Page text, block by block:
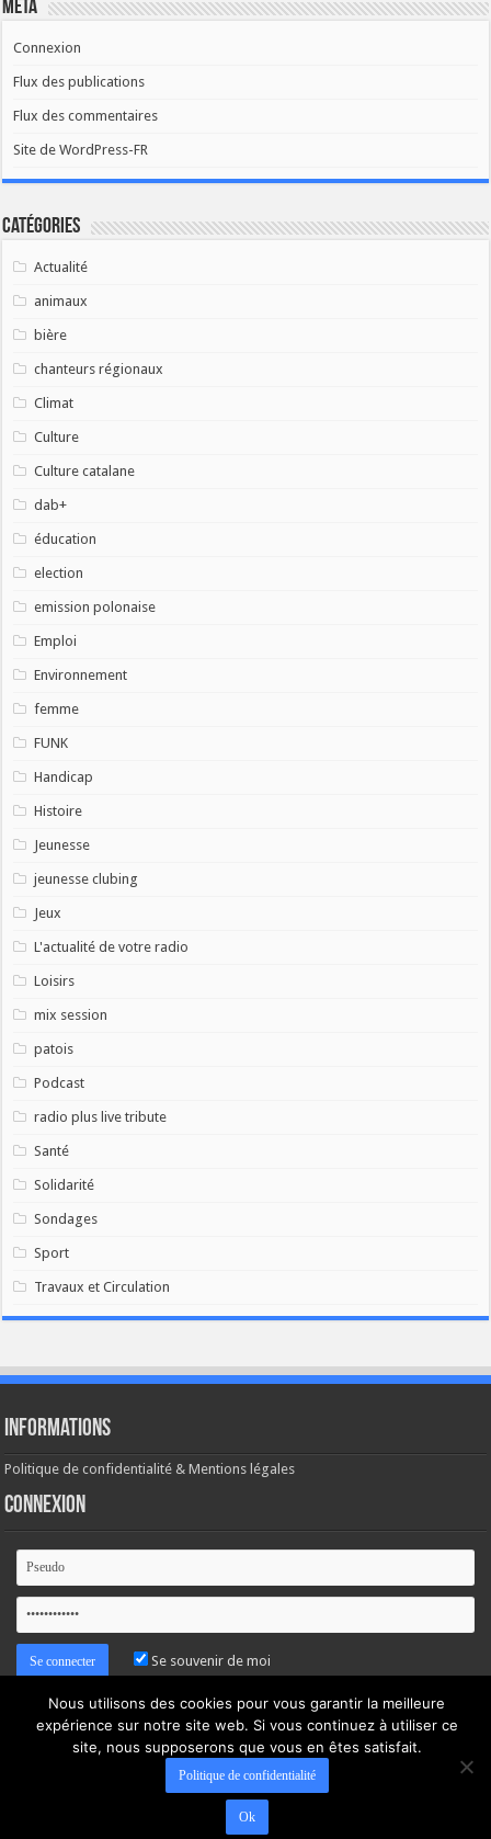
Méta
Connexion
Flux des publications
Flux des commentaires
Site de WordPress-FR
Catégories
Actualité
animaux
bière
chanteurs régionaux
Climat
Culture
Culture catalane
dab+
éducation
election
emission polonaise
Emploi
Environnement
femme
FUNK
Handicap
Histoire
Jeunesse
jeunesse clubing
Jeux
L'actualité de votre radio
Loisirs
mix session
patois
Podcast
radio plus live tribute
Santé
Solidarité
Sondages
Sport
Travaux et Circulation
Informations
Politique de confidentialité & Mentions légales
Connexion
Se souvenir de moi
Mot de passe oublié ?
Nous utilisons des cookies pour vous garantir la meilleure
expérience sur notre site web. Si vous continuez à utiliser ce
site, nous supposerons que vous en êtes satisfait.
Politique de confidentialité
Ok